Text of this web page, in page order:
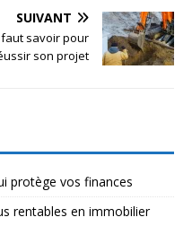
SUIVANT
faut savoir pour
son projet
protège vos finances
rentables en immobilier